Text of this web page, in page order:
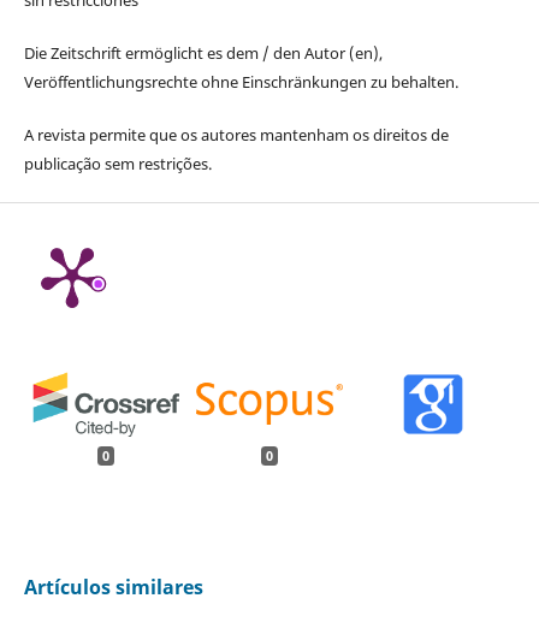
Die Zeitschrift ermöglicht es dem / den Autor (en),
Veröffentlichungsrechte ohne Einschränkungen zu behalten.
A revista permite que os autores mantenham os direitos de
publicação sem restrições.
0 0
Artículos similares